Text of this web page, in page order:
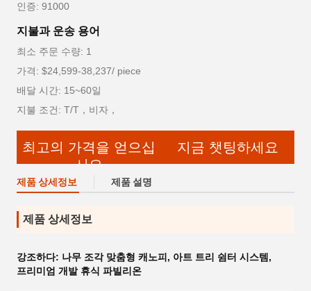
인증: 91000
지불과 운송 용어
최소 주문 수량: 1
가격: $24,599-38,237/ piece
배달 시간: 15~60일
지불 조건: T/T，비자，
최고의 가격을 얻으십
시오
지금 챗팅하세요
제품 상세정보 제품 설명
제품 상세정보
강조하다: 나무 조각 맞춤형 캐노피 , 아트 트리 쉼터 시스템 ,
프리미엄 개발 휴식 파빌리온